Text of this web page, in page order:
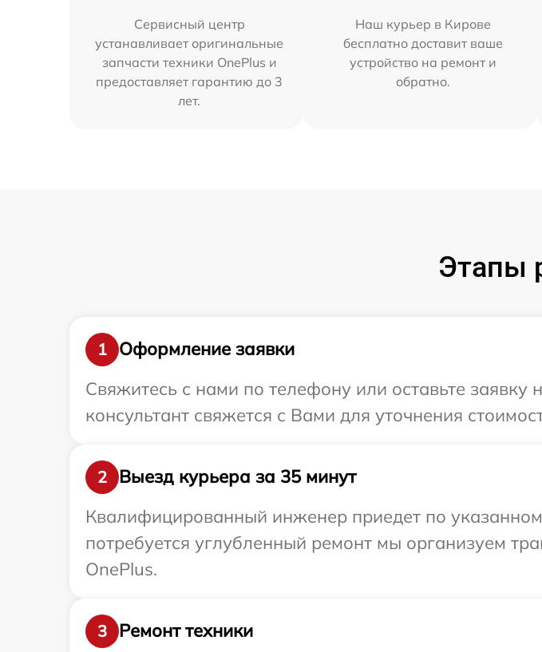
Сервисный центр
устанавливает оригинальные
запчасти техники OnePlus и
предоставляет гарантию до 3
лет.
Наш курьер в Кирове
бесплатно доставит ваше
устройство на ремонт и
обратно.
Этапы
1
Оформление заявки
Свяжитесь с нами по телефону или оставьте заявку
консультант свяжется с Вами для уточнения
2
Выезд курьера за 35 минут
Квалифицированный инженер приедет по
потребуется углубленный ремонт мы организуем
OnePlus.
3
Ремонт техники